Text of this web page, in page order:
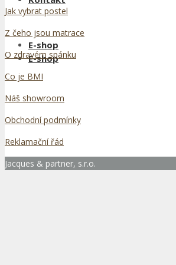
E-shop
E-shop
Jak vybrat postel
Z čeho jsou matrace
O zdravém spánku
Co je BMI
Náš showroom
Obchodní podmínky
Reklamační řád
Jacques & partner, s.r.o.